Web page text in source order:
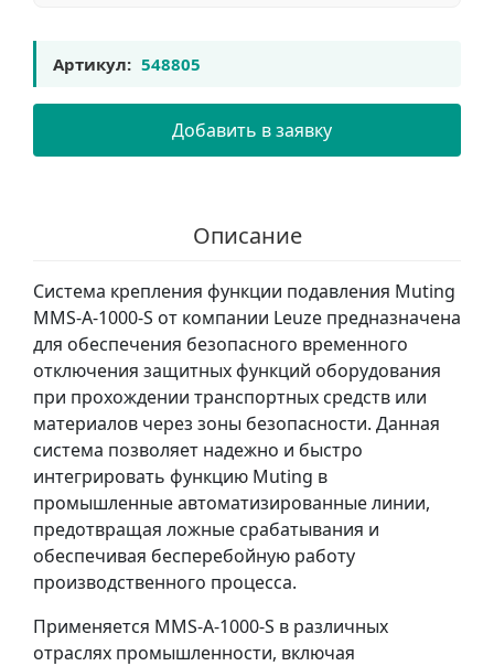
Артикул: 548805
Добавить в заявку
Описание
Система крепления функции подавления Muting
MMS-A-1000-S от компании Leuze предназначена
для обеспечения безопасного временного
отключения защитных функций оборудования
при прохождении транспортных средств или
материалов через зоны безопасности. Данная
система позволяет надежно и быстро
интегрировать функцию Muting в
промышленные автоматизированные линии,
предотвращая ложные срабатывания и
обеспечивая бесперебойную работу
производственного процесса.
Применяется MMS-A-1000-S в различных
отраслях промышленности, включая